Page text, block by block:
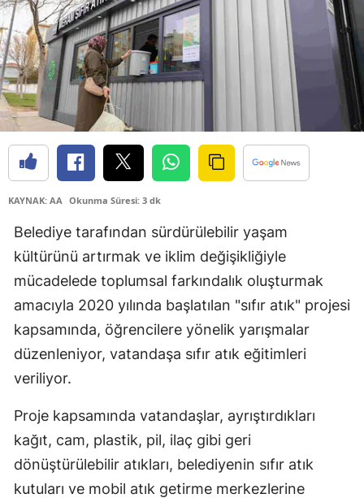
Çanakkale
Çankırı
Çorum
Denizli
Diyarbakır
Edirne
Erzincan
Erzurum
Eskişehir
Gaziantep
Gümüşhane
Hakkari
Hatay
KAYNAK: AA Okunma Süresi: 3 dk
Belediye tarafından sürdürülebilir yaşam
kültürünü artırmak ve iklim değişikliğiyle
mücadelede toplumsal farkındalık oluşturmak
amacıyla 2020 yılında başlatılan "sıfır atık" projesi
kapsamında, öğrencilere yönelik yarışmalar
düzenleniyor, vatandaşa sıfır atık eğitimleri
veriliyor.
Proje kapsamında vatandaşlar, ayrıştırdıkları
kağıt, cam, plastik, pil, ilaç gibi geri
dönüştürülebilir atıkları, belediyenin sıfır atık
kutuları ve mobil atık getirme merkezlerine